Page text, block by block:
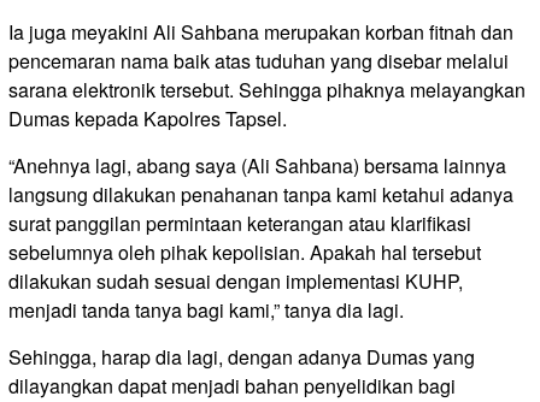
Ia juga meyakini Ali Sahbana merupakan korban fitnah dan
pencemaran nama baik atas tuduhan yang disebar melalui
sarana elektronik tersebut. Sehingga pihaknya melayangkan
Dumas kepada Kapolres Tapsel.
“Anehnya lagi, abang saya (Ali Sahbana) bersama lainnya
langsung dilakukan penahanan tanpa kami ketahui adanya
surat panggilan permintaan keterangan atau klarifikasi
sebelumnya oleh pihak kepolisian. Apakah hal tersebut
dilakukan sudah sesuai dengan implementasi KUHP,
menjadi tanda tanya bagi kami,” tanya dia lagi.
Sehingga, harap dia lagi, dengan adanya Dumas yang
dilayangkan dapat menjadi bahan penyelidikan bagi